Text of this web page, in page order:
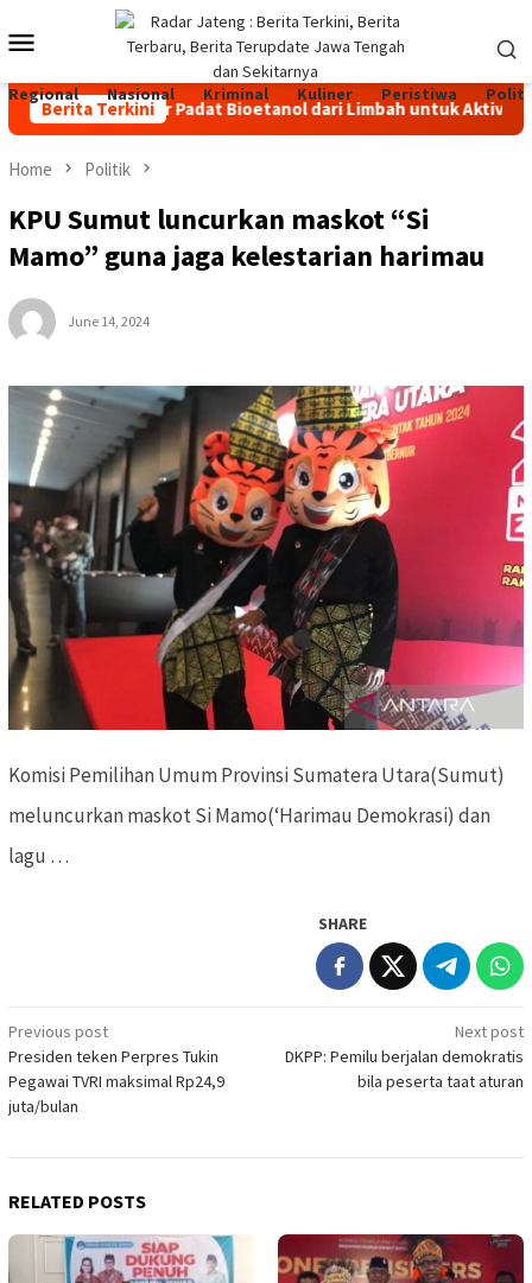
to
Mobile
Menu
Regional Nasional Kriminal Kuliner Peristiwa
Berita Terkini
Bahan Bakar Padat Bioetanol dari Limbah untuk Aktivitas
Home Politik
KPU Sumut luncurkan maskot “Si
Mamo” guna jaga kelestarian harimau
June 14, 2024
Komisi Pemilihan Umum Provinsi Sumatera Utara(Sumut)
meluncurkan maskot Si Mamo(‘Harimau Demokrasi) dan
lagu …
SHARE
Post
navigation
Previous post
Presiden teken Perpres Tukin
Pegawai TVRI maksimal Rp24,9
juta/bulan
Next post
DKPP: Pemilu berjalan demokratis
bila peserta taat aturan
RELATED POSTS